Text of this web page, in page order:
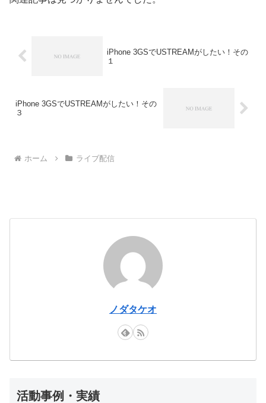
iPhone 3GSでUSTREAMがしたい！その
１
iPhone 3GSでUSTREAMがしたい！その
３
ホーム ライブ配信
ノダタケオ
活動事例・実績